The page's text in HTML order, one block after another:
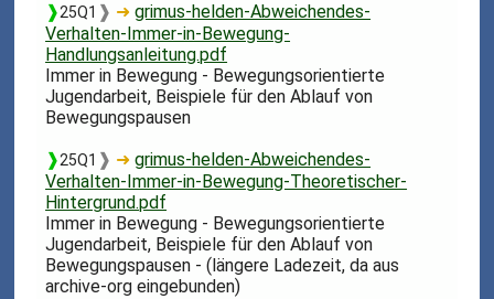
❱25Q1 ❱ ➜grimus-helden-Abweichendes-
Verhalten-Immer-in-Bewegung-
Handlungsanleitung.pdf
Immer in Bewegung - Bewegungsorientierte
Jugendarbeit, Beispiele für den Ablauf von
Bewegungspausen
❱25Q1 ❱ ➜grimus-helden-Abweichendes-
Verhalten-Immer-in-Bewegung-Theoretischer-
Hintergrund.pdf
Immer in Bewegung - Bewegungsorientierte
Jugendarbeit, Beispiele für den Ablauf von
Bewegungspausen - (längere Ladezeit, da aus
archive-org eingebunden)